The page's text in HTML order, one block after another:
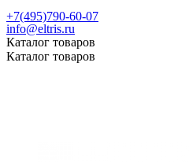
+7(495)790-60-07
info@eltris.ru
Каталог товаров
Каталог товаров